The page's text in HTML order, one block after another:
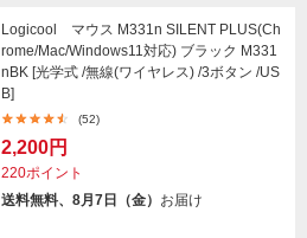
Logicool マウス M331n SILENT PLUS(Ch
rome/Mac/Windows11対応) ブラック M331
nBK [光学式 /無線(ワイヤレス) /3ボタン /US
B]
(52)
2,200円
220ポイント
送料無料、8月7日（金） お届け